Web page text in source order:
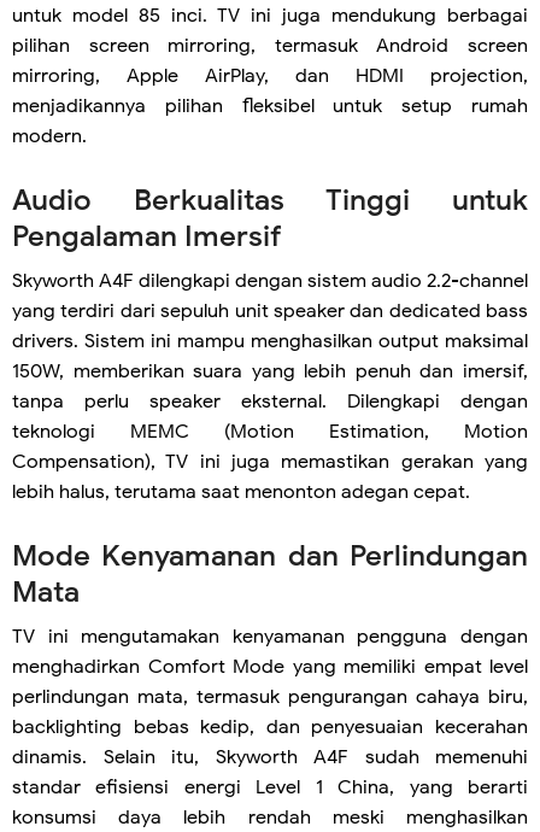
untuk model 85 inci. TV ini juga mendukung berbagai
pilihan screen mirroring, termasuk Android screen
mirroring, Apple AirPlay, dan HDMI projection,
menjadikannya pilihan fleksibel untuk setup rumah
modern.
Audio Berkualitas Tinggi untuk
Pengalaman Imersif
Skyworth A4F dilengkapi dengan sistem audio 2.2-channel
yang terdiri dari sepuluh unit speaker dan dedicated bass
drivers. Sistem ini mampu menghasilkan output maksimal
150W, memberikan suara yang lebih penuh dan imersif,
tanpa perlu speaker eksternal. Dilengkapi dengan
teknologi MEMC (Motion Estimation, Motion
Compensation), TV ini juga memastikan gerakan yang
lebih halus, terutama saat menonton adegan cepat.
Mode Kenyamanan dan Perlindungan
Mata
TV ini mengutamakan kenyamanan pengguna dengan
menghadirkan Comfort Mode yang memiliki empat level
perlindungan mata, termasuk pengurangan cahaya biru,
backlighting bebas kedip, dan penyesuaian kecerahan
dinamis. Selain itu, Skyworth A4F sudah memenuhi
standar efisiensi energi Level 1 China, yang berarti
konsumsi daya lebih rendah meski menghasilkan